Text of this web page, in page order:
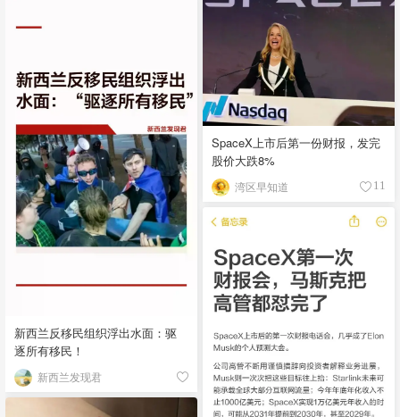
SpaceX上市后第一份财报，发完
股价大跌8%
湾区早知道 11
新西兰反移民组织浮出水面：驱
逐所有移民！
新西兰发现君